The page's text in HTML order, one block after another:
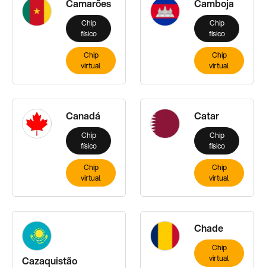
Camarões
Chip
físico
Chip
virtual
Camboja
Chip
físico
Chip
virtual
Canadá
Chip
físico
Chip
virtual
Catar
Chip
físico
Chip
virtual
Cazaquistão
Chade
Chip
virtual